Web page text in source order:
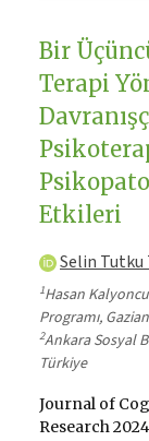
Bir
Terapi
Etkileri
Selin Tutku
1Hasan
Programı,
2Ankara Sosyal
Türkiye
Journal of
Research